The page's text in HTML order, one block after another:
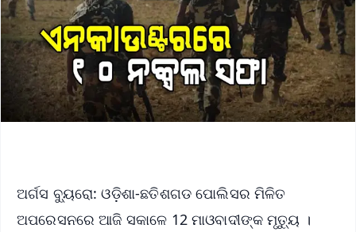
ଅର୍ଗସ ବ୍ୟୁରୋ: ଓଡ଼ିଶା-ଛତିଶଗଡ ପୋଲିସର ମିଳିତ
ଅପରେସନରେ ଆଜି ସକାଳେ 12 ମାଓବାଦୀଙ୍କ ମୃତ୍ୟୁ ।